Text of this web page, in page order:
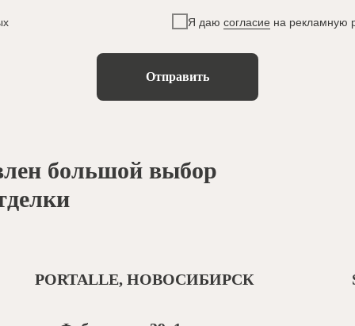
Я даю согласие на рекламную
Отправить
большой выбор
PORTALLE, НОВОСИБИРСК